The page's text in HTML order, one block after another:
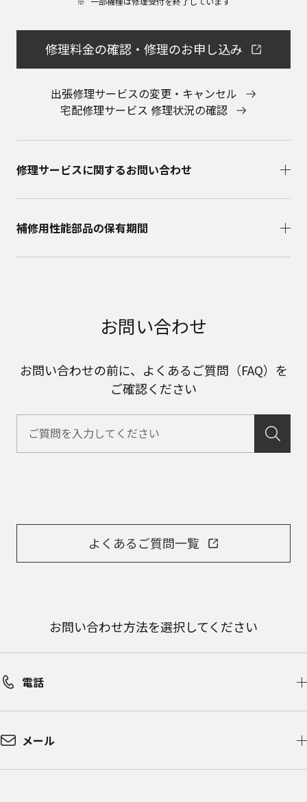
会社に直接お問い合わせください。
かったことにより万一損害（データの破損・業務の中
断・営業情報の損失などによる損害を含む）が生じ、
の可能性があることについてあらかじめ知らされた場
合でも、当社は一切責任を負いませんことをご了承く
本ウェブサイトのサービスの中止、変更など
容や条件を変更する場合があります。あらかじめご了
取扱説明書は、商品をご購入いただいたお客様のため
の資料です。本ウェブサイトに公開されている取扱説
修理料金の確認・修理のお申し込み
出張修理サービスの変更・キャンセル
宅配修理サービス 修理状況の確認
修理サービスに関するお問い合わせ​
補修用性能部品の保有期間​
お問い合わせ
お問い合わせの前に、よくあるご質問（FAQ）を
ご確認ください
よくあるご質問一覧
お問い合わせ方法を選択してください
電話
メール